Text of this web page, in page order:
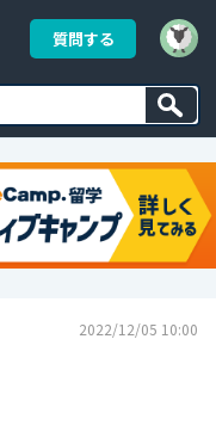
質問する
2022/12/05 10:00